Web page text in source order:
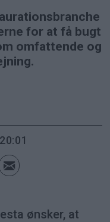
for at få bugt
omfattende og
ønsker, at